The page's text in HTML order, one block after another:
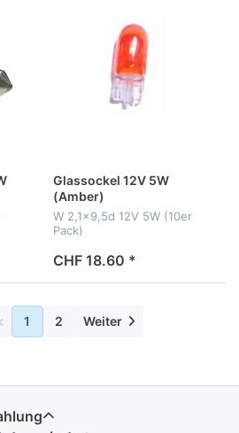
Glassockel 12V 5W
(Amber)
W 2,1x9,5d 12V 5W (10er
Pack)
CHF 18.60 *
1 2 Weiter